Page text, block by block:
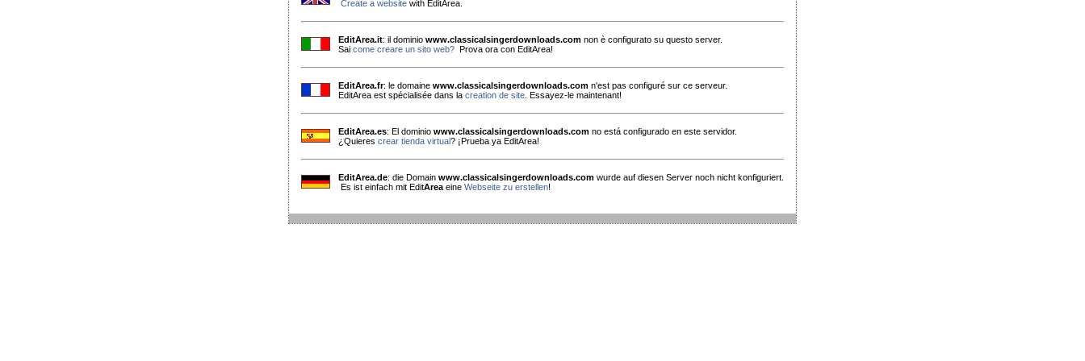
Create a website with EditArea.
EditArea.it: il dominio www.classicalsingerdownloads.com non è configurato su questo server.
Sai come creare un sito web? Prova ora con EditArea!
EditArea.fr: le domaine www.classicalsingerdownloads.com n'est pas configuré sur ce serveur.
EditArea est spécialisée dans la creation de site . Essayez-le maintenant!
EditArea.es: El dominio www.classicalsingerdownloads.com no está configurado en este servidor.
¿Quieres crear tienda virtual? ¡Prueba ya EditArea!
EditArea.de: die Domain www.classicalsingerdownloads.com wurde auf diesen Server noch nicht konfiguriert.
Es ist einfach mit EditArea eine Webseite zu erstellen!